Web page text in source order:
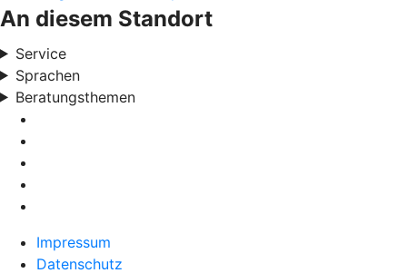
An diesem Standort
Service
Sprachen
Beratungsthemen
Impressum
Datenschutz